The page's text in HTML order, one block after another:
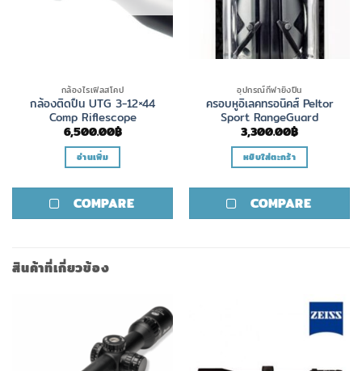
กล้องไรเฟิลสโคป
กล้องติดปืน UTG 3-12×44
Comp Riflescope
6,500.00฿
อ่านเพิ่ม
COMPARE
อุปกรณ์กีฬายิงปืน
ครอบหูอิเลคทรอนิคส์ Peltor
Sport RangeGuard
3,300.00฿
หยิบใส่ตะกร้า
COMPARE
สินค้าที่เกี่ยวข้อง